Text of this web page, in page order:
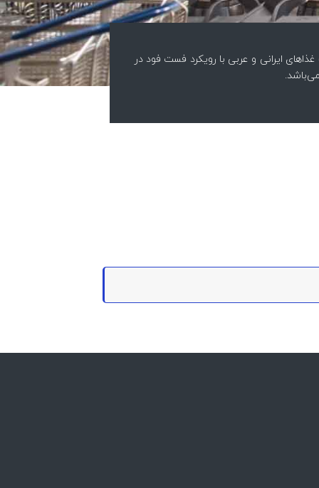
ایرانی و عربی با رویکرد فست فود در
می‌باشد.